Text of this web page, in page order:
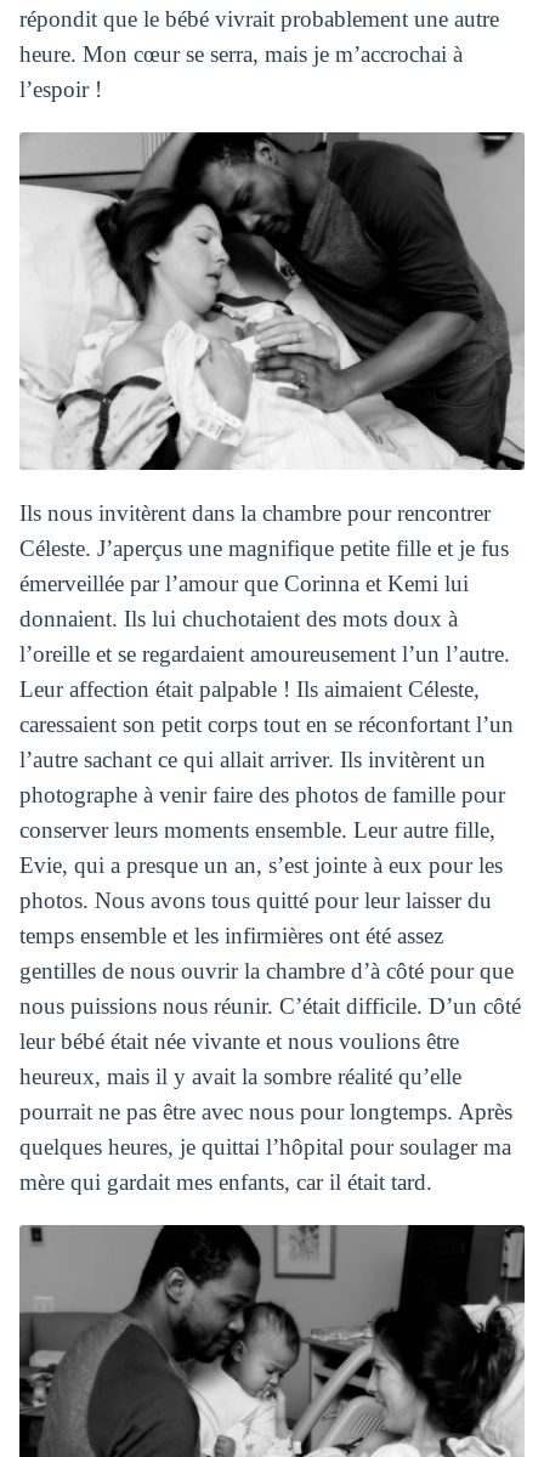
répondit que le bébé vivrait probablement une autre
heure. Mon cœur se serra, mais je m’accrochai à
l’espoir !
Ils nous invitèrent dans la chambre pour rencontrer
Céleste. J’aperçus une magnifique petite fille et je fus
émerveillée par l’amour que Corinna et Kemi lui
donnaient. Ils lui chuchotaient des mots doux à
l’oreille et se regardaient amoureusement l’un l’autre.
Leur affection était palpable ! Ils aimaient Céleste,
caressaient son petit corps tout en se réconfortant l’un
l’autre sachant ce qui allait arriver. Ils invitèrent un
photographe à venir faire des photos de famille pour
conserver leurs moments ensemble. Leur autre fille,
Evie, qui a presque un an, s’est jointe à eux pour les
photos. Nous avons tous quitté pour leur laisser du
temps ensemble et les infirmières ont été assez
gentilles de nous ouvrir la chambre d’à côté pour que
nous puissions nous réunir. C’était difficile. D’un côté
leur bébé était née vivante et nous voulions être
heureux, mais il y avait la sombre réalité qu’elle
pourrait ne pas être avec nous pour longtemps. Après
quelques heures, je quittai l’hôpital pour soulager ma
mère qui gardait mes enfants, car il était tard.